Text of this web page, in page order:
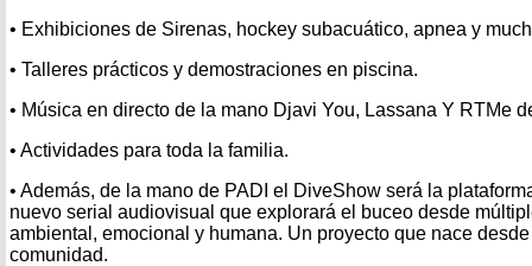
• Exhibiciones de Sirenas, hockey subacuático, apnea y
• Talleres prácticos y demostraciones en piscina.
• Música en directo de la mano Djavi You, Lassana Y RTMe
• Actividades para toda la familia.
• Además, de la mano de PADI el DiveShow será la
nuevo serial audiovisual que explorará el buceo desde
ambiental, emocional y humana. Un proyecto que nace
comunidad.